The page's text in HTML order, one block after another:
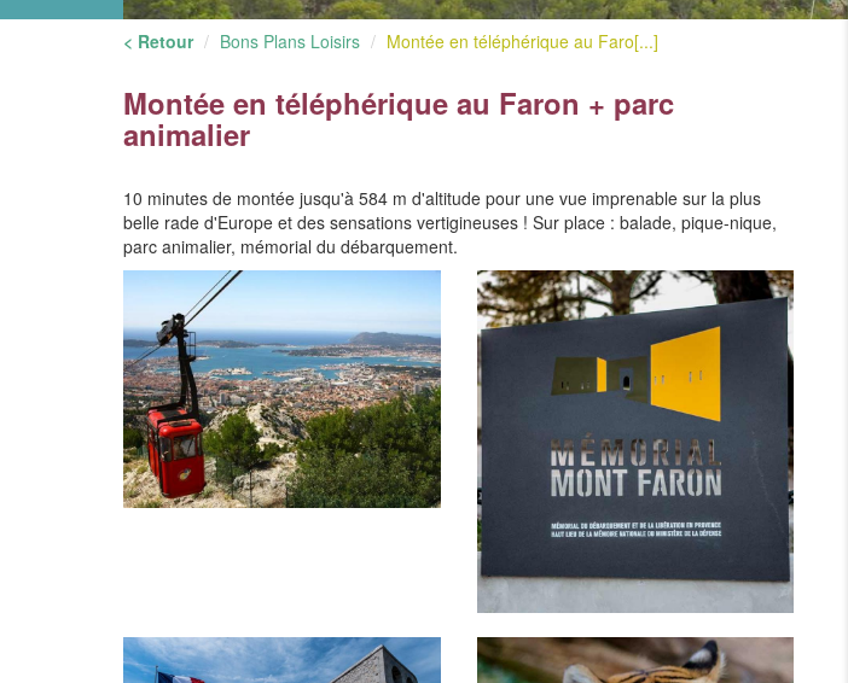
< Retour Bons Plans Loisirs Montée en téléphérique au Faro[...]
Montée en téléphérique au Faron + parc
animalier
10 minutes de montée jusqu'à 584 m d'altitude pour une vue imprenable sur la plus
belle rade d'Europe et des sensations vertigineuses ! Sur place : balade, pique-nique,
parc animalier, mémorial du débarquement.